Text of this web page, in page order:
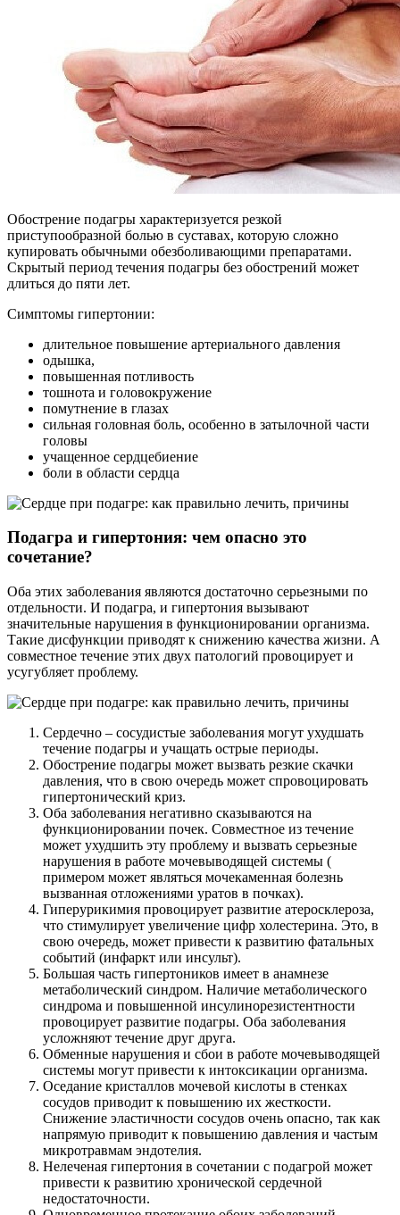
Обострение подагры характеризуется резкой
приступообразной болью в суставах, которую сложно
купировать обычными обезболивающими препаратами.
Скрытый период течения подагры без обострений может
длиться до пяти лет.
Симптомы гипертонии:
длительное повышение артериального давления
одышка,
повышенная потливость
тошнота и головокружение
помутнение в глазах
сильная головная боль, особенно в затылочной части
головы
учащенное сердцебиение
боли в области сердца
Подагра и гипертония: чем опасно это
сочетание?
Оба этих заболевания являются достаточно серьезными по
отдельности. И подагра, и гипертония вызывают
значительные нарушения в функционировании организма.
Такие дисфункции приводят к снижению качества жизни. А
совместное течение этих двух патологий провоцирует и
усугубляет проблему.
Сердечно – сосудистые заболевания могут ухудшать
течение подагры и учащать острые периоды.
Обострение подагры может вызвать резкие скачки
давления, что в свою очередь может спровоцировать
гипертонический криз.
Оба заболевания негативно сказываются на
функционировании почек. Совместное из течение
может ухудшить эту проблему и вызвать серьезные
нарушения в работе мочевыводящей системы (
примером может являться мочекаменная болезнь
вызванная отложениями уратов в почках).
Гиперурикимия провоцирует развитие атеросклероза,
что стимулирует увеличение цифр холестерина. Это, в
свою очередь, может привести к развитию фатальных
событий (инфаркт или инсульт).
Большая часть гипертоников имеет в анамнезе
метаболический синдром. Наличие метаболического
синдрома и повышенной инсулинорезистентности
провоцирует развитие подагры. Оба заболевания
усложняют течение друг друга.
Обменные нарушения и сбои в работе мочевыводящей
системы могут привести к интоксикации организма.
Оседание кристаллов мочевой кислоты в стенках
сосудов приводит к повышению их жесткости.
Снижение эластичности сосудов очень опасно, так как
напрямую приводит к повышению давления и частым
микротравмам эндотелия.
Нелеченая гипертония в сочетании с подагрой может
привести к развитию хронической сердечной
недостаточности.